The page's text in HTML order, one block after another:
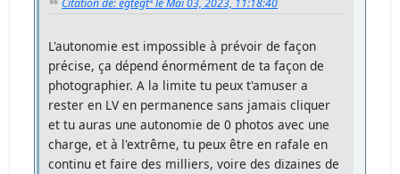
L'autonomie est impossible à prévoir de façon
précise, ça dépend énormément de ta façon de
photographier. A la limite tu peux t'amuser a
rester en LV en permanence sans jamais cliquer
et tu auras une autonomie de 0 photos avec une
charge, et à l'extrême, tu peux être en rafale en
continu et faire des milliers, voire des dizaines de